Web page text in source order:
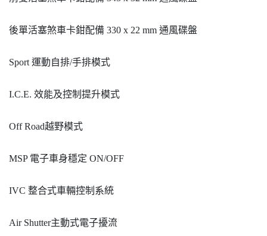
後單活塞煞車卡鉗配備 330 x 22 mm 通風碟盤
Sport 運動自排/手排模式
I.C.E. 效能及控制提升模式
Off Road越野模式
MSP 電子車身穩定 ON/OFF
IVC 整合式車輛控制系統
Air Shutter主動式電子擾流